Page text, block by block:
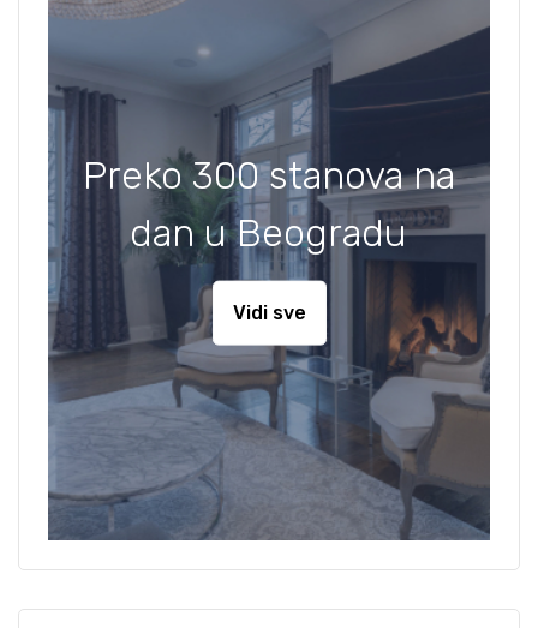
Preko 300 stanova na
dan u Beogradu
Vidi sve